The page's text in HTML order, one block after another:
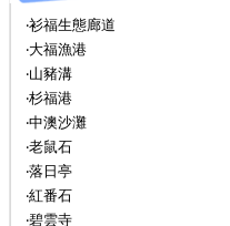
‧衫福生態廊道
‧大福漁港
‧山豬溝
‧杉福港
‧中澳沙灘
‧老鼠石
‧落日亭
‧紅番石
‧碧雲寺